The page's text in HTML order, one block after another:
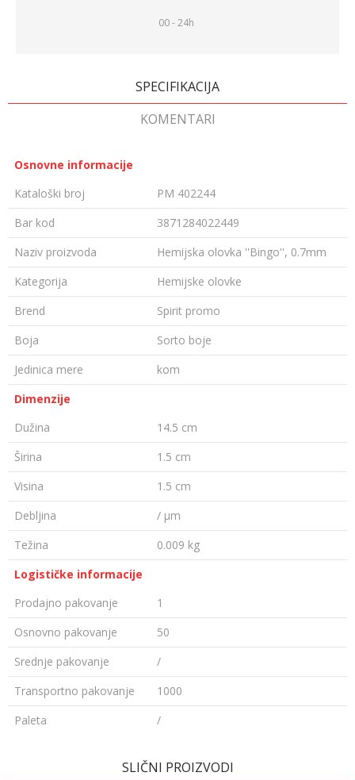
00 - 24h
SPECIFIKACIJA
KOMENTARI
Osnovne informacije
Kataloški broj
PM 402244
Bar kod
3871284022449
Naziv proizvoda
Hemijska olovka ''Bingo'', 0.7mm
Kategorija
Hemijske olovke
Brend
Spirit promo
Boja
Sorto boje
Jedinica mere
kom
Dimenzije
Dužina
14.5 cm
Širina
1.5 cm
Visina
1.5 cm
Debljina
/ µm
Težina
0.009 kg
Logističke informacije
Prodajno pakovanje
1
Osnovno pakovanje
50
Srednje pakovanje
/
Transportno pakovanje
1000
Paleta
/
SLIČNI PROIZVODI